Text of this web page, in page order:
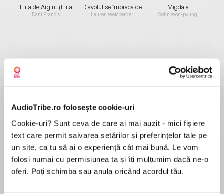
AudioTribe.ro folosește cookie-uri
Cookie-uri? Sunt ceva de care ai mai auzit - mici fișiere
text care permit salvarea setărilor și preferințelor tale pe
un site, ca tu să ai o experiență cât mai bună. Le vom
folosi numai cu permisiunea ta și îți mulțumim dacă ne-o
oferi. Poți schimba sau anula oricând acordul tău.
Elita de Argint (Elita
de...
Dani Francis
Diavolul se îmbracă de
la...
Lauren Weisberger
Migdală
Sohn Won-pyung
Despre
familia mea. Singurul impediment? Clauza de
moștenire a bunicului. Să-i împlinesc ultima
dorință, aceea de a mă căsători și de a avea un
urmaș, părea o misiune imposibilă, până când
asistenta mea personală s-a oferit să mă ajute.
Căsătoria noastră trebuia să fie soluția perfectă
MAI MULT
Recenzii